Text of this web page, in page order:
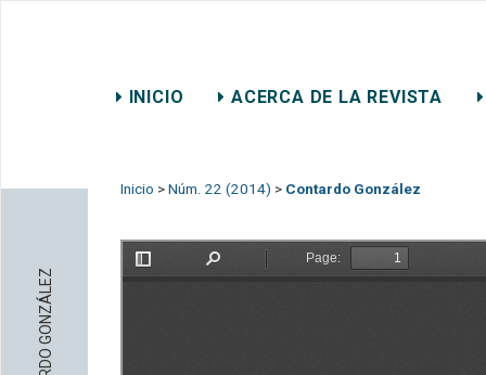
INICIO ACERCA DE LA REVISTA
Inicio > Núm. 22 (2014) > Contardo González